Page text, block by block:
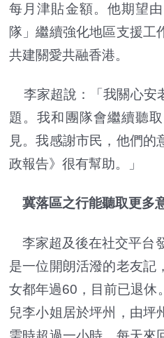
每月津貼金額。他期望
隊」繼續強化地區支援工
共建關愛共融香港。
李家超說：「我關心安
題。我和團隊會繼續聽
見。我感謝市民，他們的
政報告》很有幫助。」
冀落區之行能聽取更多
李家超及後在社交平台
是一位開朗活潑的老友記
女都年過60，目前已退休
兒李小姐居於坪州，由坪